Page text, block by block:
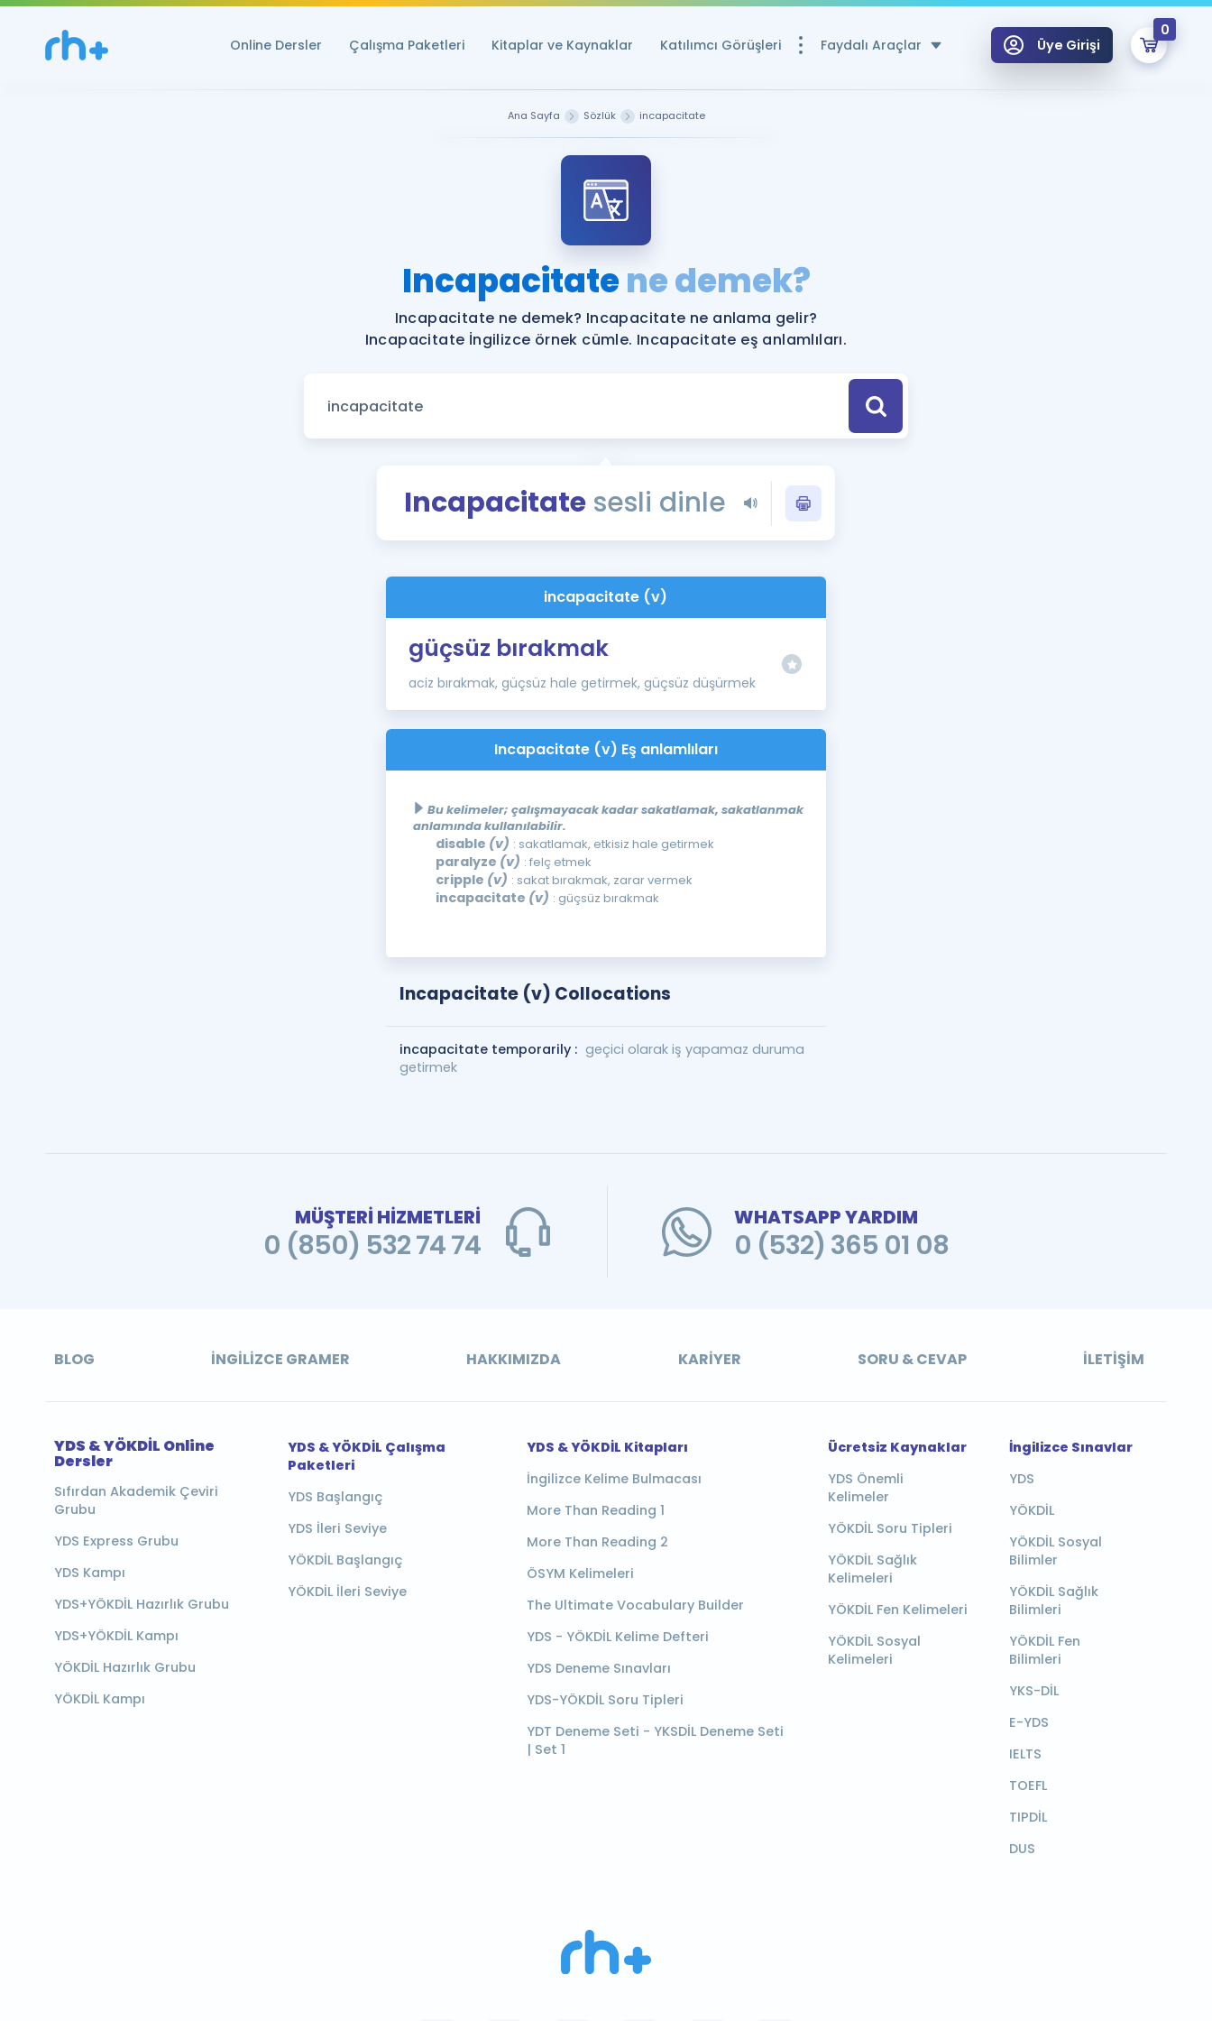
Online Dersler Çalışma Paketleri Kitaplar ve Kaynaklar Katılımcı Görüşleri Faydalı Araçlar
Ücretsiz Kaynaklar
YDS ve YÖKDİL Puan Hesaplama Aracı
YDS ve YÖKDİL'e Hazırlananlar için Öneriler
Tüm ÖSYM Sınavları Tek Takvimde
Blog
YDS - YÖKDİL Tüm Sınavlarla İlgili Haberler
İngilizce Gramer
Üye Girişi
0
Remzi Hoca ile seni sınava hazırlayacak onlarca eğitim seni bekliyor!
Ana Sayfa Sözlük incapacitate
Incapacitatene demek?
Incapacitate ne demek? Incapacitate ne anlama gelir?
Incapacitate İngilizce örnek cümle. Incapacitate eş anlamlıları.
Incapacitatesesli dinle
incapacitate (v)
güçsüz bırakmak
aciz bırakmak, güçsüz hale getirmek, güçsüz düşürmek
Incapacitate (v) Eş anlamlıları
Bu kelimeler; çalışmayacak kadar sakatlamak, sakatlanmak
anlamında kullanılabilir.
disable (v) : sakatlamak, etkisiz hale getirmek
paralyze (v) : felç etmek
cripple (v) : sakat bırakmak, zarar vermek
incapacitate (v) : güçsüz bırakmak
Incapacitate (v) Collocations
incapacitate temporarily : geçici olarak iş yapamaz duruma
getirmek
MÜŞTERİ HİZMETLERİ
0 (850) 532 74 74
WHATSAPP YARDIM
0 (532) 365 01 08
BLOG İNGILIZCE GRAMER HAKKIMIZDA KARIYER SORU & CEVAP İLETIŞIM
YDS & YÖKDİL Online
Dersler
Sıfırdan Akademik Çeviri
Grubu
YDS Express Grubu
YDS Kampı
YDS+YÖKDİL Hazırlık Grubu
YDS+YÖKDİL Kampı
YÖKDİL Hazırlık Grubu
YÖKDİL Kampı
YDS & YÖKDİL Çalışma
Paketleri
YDS Başlangıç
YDS İleri Seviye
YÖKDİL Başlangıç
YÖKDİL İleri Seviye
YDS & YÖKDİL Kitapları
İngilizce Kelime Bulmacası
More Than Reading 1
More Than Reading 2
ÖSYM Kelimeleri
The Ultimate Vocabulary Builder
YDS - YÖKDİL Kelime Defteri
YDS Deneme Sınavları
YDS-YÖKDİL Soru Tipleri
YDT Deneme Seti - YKSDİL Deneme Seti
| Set 1
Ücretsiz Kaynaklar
YDS Önemli
Kelimeler
YÖKDİL Soru Tipleri
YÖKDİL Sağlık
Kelimeleri
YÖKDİL Fen Kelimeleri
YÖKDİL Sosyal
Kelimeleri
İngilizce Sınavlar
YDS
YÖKDİL
YÖKDİL Sosyal
Bilimler
YÖKDİL Sağlık
Bilimleri
YÖKDİL Fen
Bilimleri
YKS-DİL
E-YDS
IELTS
TOEFL
TIPDİL
DUS